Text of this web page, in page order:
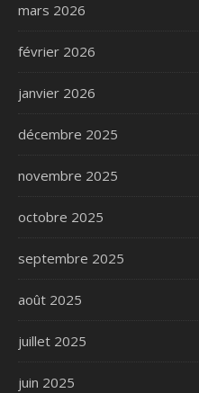
mars 2026
février 2026
janvier 2026
décembre 2025
novembre 2025
octobre 2025
septembre 2025
août 2025
juillet 2025
juin 2025